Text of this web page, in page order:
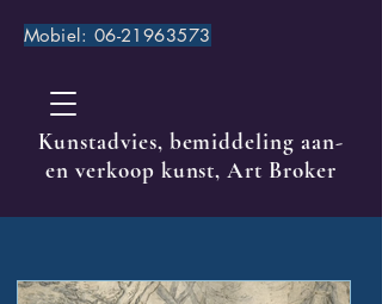
Mobiel: 06-21963573
Kunstadvies, bemiddeling aan-
en verkoop kunst, Art Broker